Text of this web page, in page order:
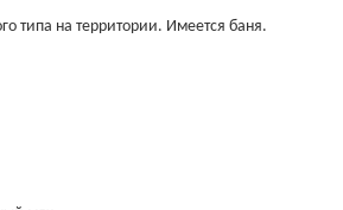
типа на территории. Имеется баня.